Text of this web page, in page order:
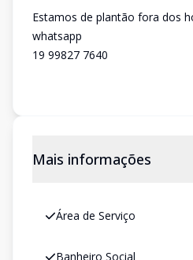
Estamos de plantão fora dos
whatsapp
19 99827 7640
Mais informações
Área de Serviço
Banheiro Social